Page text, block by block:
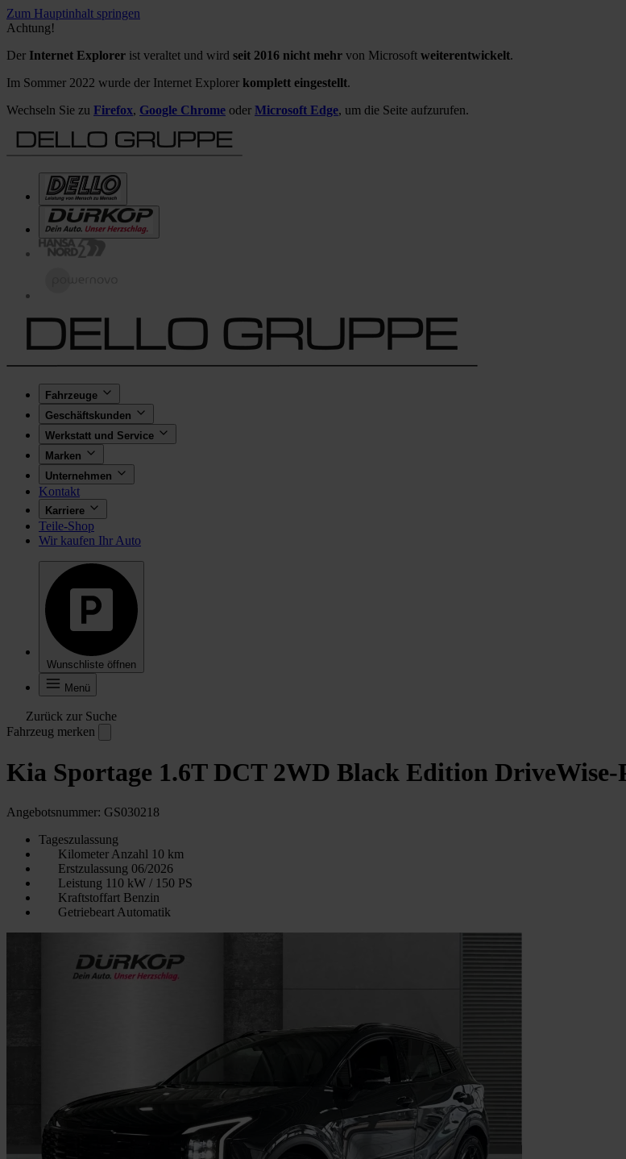
Zum Hauptinhalt springen
Achtung!
Der Internet Explorer ist veraltet und wird seit 2016 nicht mehr von Microsoft weiterentwickelt.
Im Sommer 2022 wurde der Internet Explorer komplett eingestellt.
Wechseln Sie zu Firefox, Google Chrome oder Microsoft Edge, um die Seite aufzurufen.
Fahrzeuge
Geschäftskunden
Werkstatt und Service
Marken
Unternehmen
Kontakt
Karriere
Teile-Shop
Wir kaufen Ihr Auto
Wunschliste öffnen
Menü
Zurück zur Suche
Fahrzeug merken
Kia Sportage 1.6T DCT 2WD Black Edition
Angebotsnummer: GS030218
Tageszulassung
Kilometer Anzahl 10 km
Erstzulassung 06/2026
Leistung 110 kW / 150 PS
Kraftstoffart Benzin
Getriebeart Automatik